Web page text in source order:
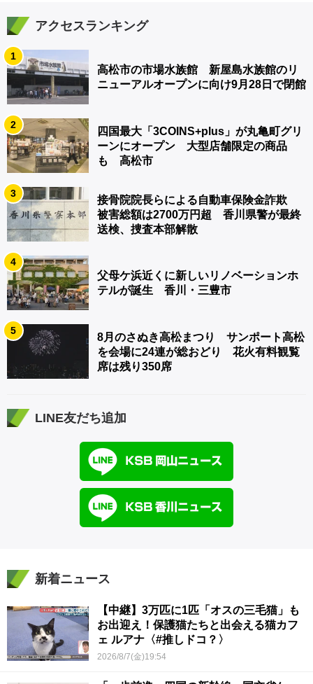
アクセスランキング
1
高松市の市場水族館 新屋島水族館のリ
ニューアルオープンに向け9月28日で閉館
2
四国最大「3COINS+plus」が丸亀町グリ
ーンにオープン 大型店舗限定の商品
も 高松市
3
接骨院院長らによる自動車保険金詐欺
被害総額は2700万円超 香川県警が最終
送検、捜査本部解散
4
父母ケ浜近くに新しいリノベーションホ
テルが誕生 香川・三豊市
5
8月のさぬき高松まつり サンポート高松
を会場に24連が総おどり 花火有料観覧
席は残り350席
LINE友だち追加
新着ニュース
【中継】3万匹に1匹「オスの三毛猫」も
お出迎え！保護猫たちと出会える猫カフ
ェ ルアナ〈#推しドコ？〉
2026/8/7(金)19:54